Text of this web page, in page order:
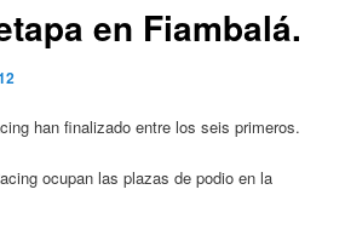
en Fiambalá.
han finalizado entre los seis primeros.
ocupan las plazas de podio en la